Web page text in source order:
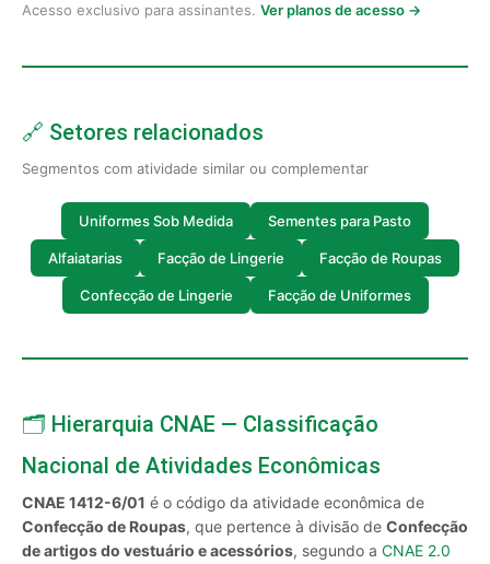
Acesso exclusivo para assinantes. Ver planos de acesso →
🔗 Setores relacionados
Segmentos com atividade similar ou complementar
Uniformes Sob Medida Sementes para Pasto
Alfaiatarias Facção de Lingerie Facção de Roupas
Confecção de Lingerie Facção de Uniformes
🗂️ Hierarquia CNAE — Classificação
Nacional de Atividades Econômicas
CNAE 1412-6/01 é o código da atividade econômica de
Confecção de Roupas, que pertence à divisão de Confecção
de artigos do vestuário e acessórios, segundo a CNAE 2.0